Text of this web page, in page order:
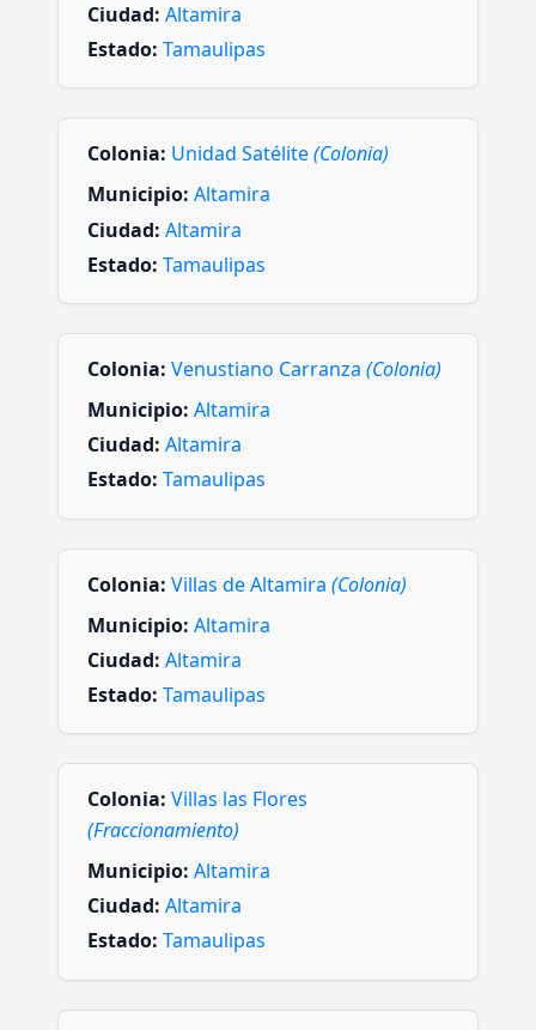
Ciudad: Altamira
Estado: Tamaulipas
Colonia: Unidad Satélite(Colonia)
Municipio: Altamira
Ciudad: Altamira
Estado: Tamaulipas
Colonia: Venustiano Carranza (Colonia)
Municipio: Altamira
Ciudad: Altamira
Estado: Tamaulipas
Colonia: Villas de Altamira (Colonia)
Municipio: Altamira
Ciudad: Altamira
Estado: Tamaulipas
Colonia: Villas las Flores
(Fraccionamiento)
Municipio: Altamira
Ciudad: Altamira
Estado: Tamaulipas